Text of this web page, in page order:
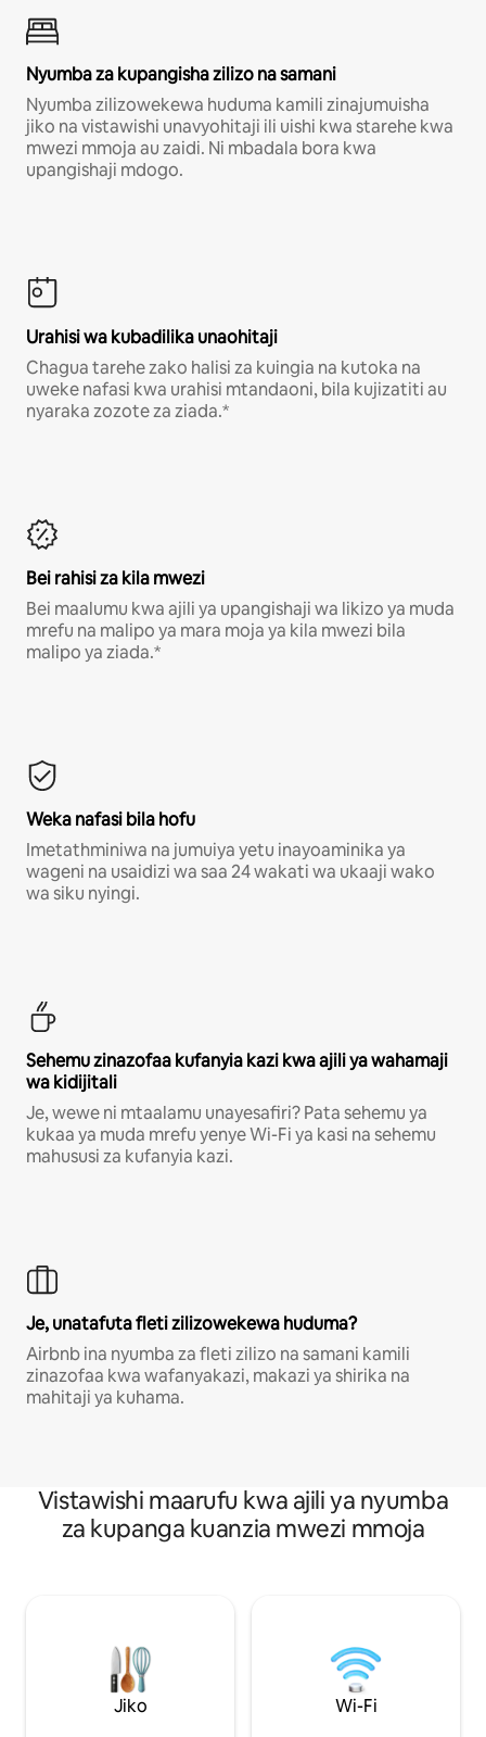
Nyumba za kupangisha zilizo na samani
Nyumba zilizowekewa huduma kamili zinajumuisha
jiko na vistawishi unavyohitaji ili uishi kwa starehe kwa
mwezi mmoja au zaidi. Ni mbadala bora kwa
upangishaji mdogo.
Urahisi wa kubadilika unaohitaji
Chagua tarehe zako halisi za kuingia na kutoka na
uweke nafasi kwa urahisi mtandaoni, bila kujizatiti au
nyaraka zozote za ziada.*
Bei rahisi za kila mwezi
Bei maalumu kwa ajili ya upangishaji wa likizo ya muda
mrefu na malipo ya mara moja ya kila mwezi bila
malipo ya ziada.*
Weka nafasi bila hofu
Imetathminiwa na jumuiya yetu inayoaminika ya
wageni na usaidizi wa saa 24 wakati wa ukaaji wako
wa siku nyingi.
Sehemu zinazofaa kufanyia kazi kwa ajili ya wahamaji
wa kidijitali
Je, wewe ni mtaalamu unayesafiri? Pata sehemu ya
kukaa ya muda mrefu yenye Wi-Fi ya kasi na sehemu
mahususi za kufanyia kazi.
Je, unatafuta fleti zilizowekewa huduma?
Airbnb ina nyumba za fleti zilizo na samani kamili
zinazofaa kwa wafanyakazi, makazi ya shirika na
mahitaji ya kuhama.
Vistawishi maarufu kwa ajili ya nyumba
za kupanga kuanzia mwezi mmoja
Jiko Wi-Fi